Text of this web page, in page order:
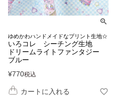
ゆめかわハンドメイドなプリント生地☆
いろコレ シーチング生地
ドリームライトファンタジー
ブルー
¥770税込
カートに入れる